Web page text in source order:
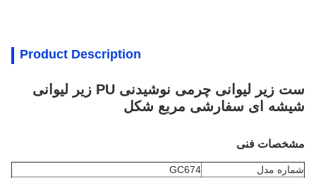
Product Description
ست زیر لیوانی چرمی نوشیدنی PU زیر لیوانی
شیشه ای سفارشی مربع شکل
مشخصات فنی
شماره مدل
GC674